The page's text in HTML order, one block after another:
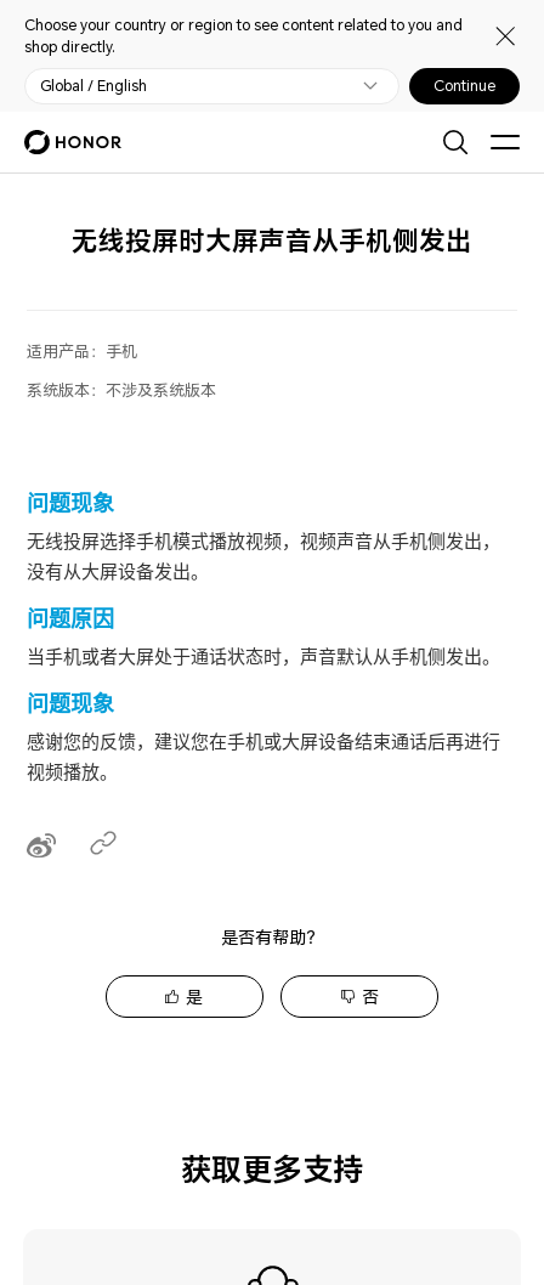
Choose your country or region to see content related to you and
shop directly.
Global / English Continue
无线投屏时大屏声音从手机侧发出
适用产品： 手机
系统版本：不涉及系统版本
问题现象
无线投屏选择手机模式播放视频，视频声音从手机侧发出，
没有从大屏设备发出。
问题原因
当手机或者大屏处于通话状态时，声音默认从手机侧发出。
问题现象
感谢您的反馈，建议您在手机或大屏设备结束通话后再进行
视频播放。
是否有帮助？
是 否
获取更多支持